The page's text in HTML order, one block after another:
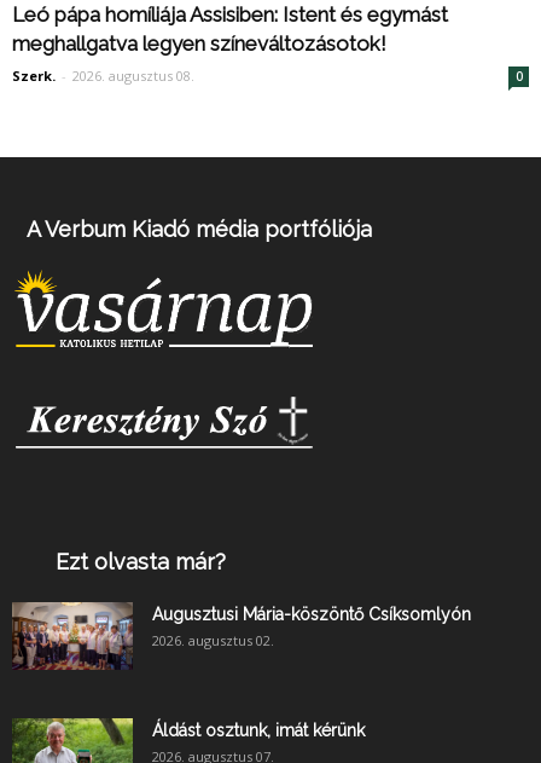
Leó pápa homíliája Assisiben: Istent és egymást
meghallgatva legyen színeváltozásotok!
Szerk. - 2026. augusztus 08. 0
A Verbum Kiadó média portfóliója
Ezt olvasta már?
Augusztusi Mária-köszöntő Csíksomlyón
2026. augusztus 02.
Áldást osztunk, imát kérünk
2026. augusztus 07.